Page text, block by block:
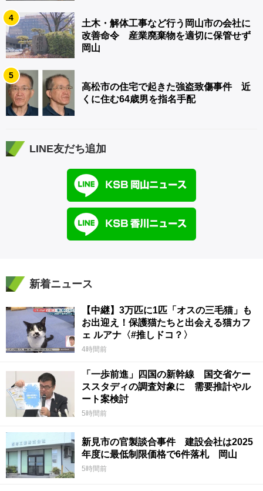
4
土木・解体工事など行う岡山市の会社に
改善命令 産業廃棄物を適切に保管せず
岡山
5
高松市の住宅で起きた強盗致傷事件 近
くに住む64歳男を指名手配
LINE友だち追加
新着ニュース
【中継】3万匹に1匹「オスの三毛猫」も
お出迎え！保護猫たちと出会える猫カフ
ェ ルアナ〈#推しドコ？〉
4時間前
「一歩前進」四国の新幹線 国交省ケー
ススタディの調査対象に 需要推計やル
ート案検討
5時間前
新見市の官製談合事件 建設会社は2025
年度に最低制限価格で6件落札 岡山
5時間前